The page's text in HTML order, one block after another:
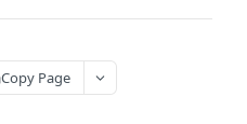
Copy Page